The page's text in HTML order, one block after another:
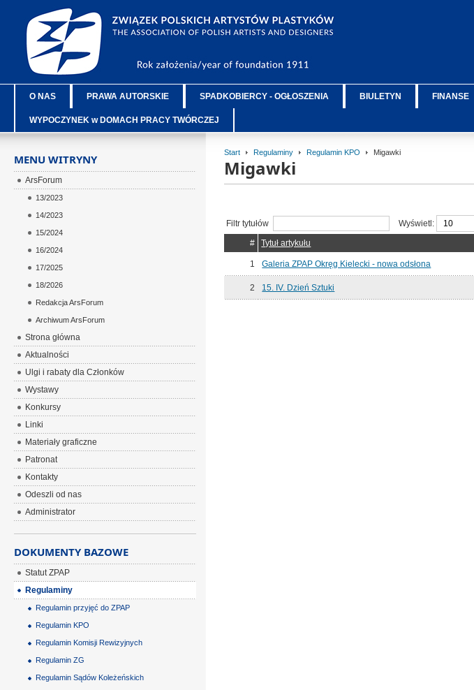
O NAS PRAWA AUTORSKIE SPADKOBIERCY - OGŁOSZENIA BIULETYN FINANSE
WYPOCZYNEK w DOMACH PRACY TWÓRCZEJ
Start Regulaminy Regulamin KPO Migawki
Migawki
Filtr tytułów
Wyświetl:
#
Tytuł artykułu
1 Galeria ZPAP Okręg Kielecki - nowa odsłona
2 15. IV. Dzień Sztuki
MENU WITRYNY
ArsForum
13/2023
14/2023
15/2024
16/2024
17/2025
18/2026
Redakcja ArsForum
Archiwum ArsForum
Strona główna
Aktualności
Ulgi i rabaty dla Członków
Wystawy
Konkursy
Linki
Materiały graficzne
Patronat
Kontakty
Odeszli od nas
Administrator
DOKUMENTY BAZOWE
Statut ZPAP
Regulaminy
Regulamin przyjęć do ZPAP
Regulamin KPO
Regulamin Komisji Rewizyjnych
Regulamin ZG
Regulamin Sądów Koleżeńskich